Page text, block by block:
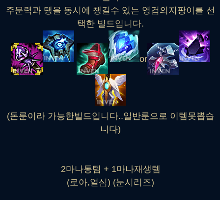
주문력과 탱을 동시에 챙길수 있는 영겁의지팡이를 선
택한 빌드입니다.
or
(돈룬이라 가능한빌드입니다..일반룬으로 이템못뽑습
니다)
2마나통템 + 1마나재생템
(로아,얼심) (눈시리즈)